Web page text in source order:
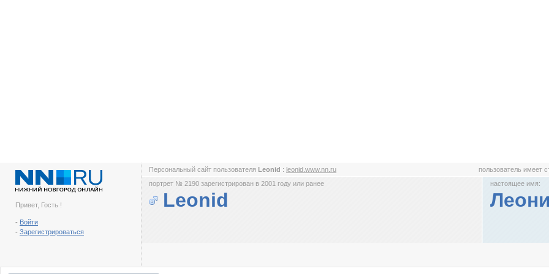
Привет, Гость !
- Войти
- Зарегистрироваться
Персональный сайт пользователя Leonid : leonid.www.nn.ru пользователь имеет
портрет № 2190 зарегистрирован в 2001 году или ранее
Leonid
настоящее имя: